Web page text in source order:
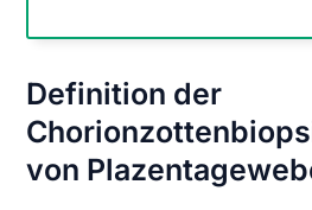
Definition der
von